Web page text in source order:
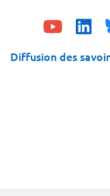
Diffusion des